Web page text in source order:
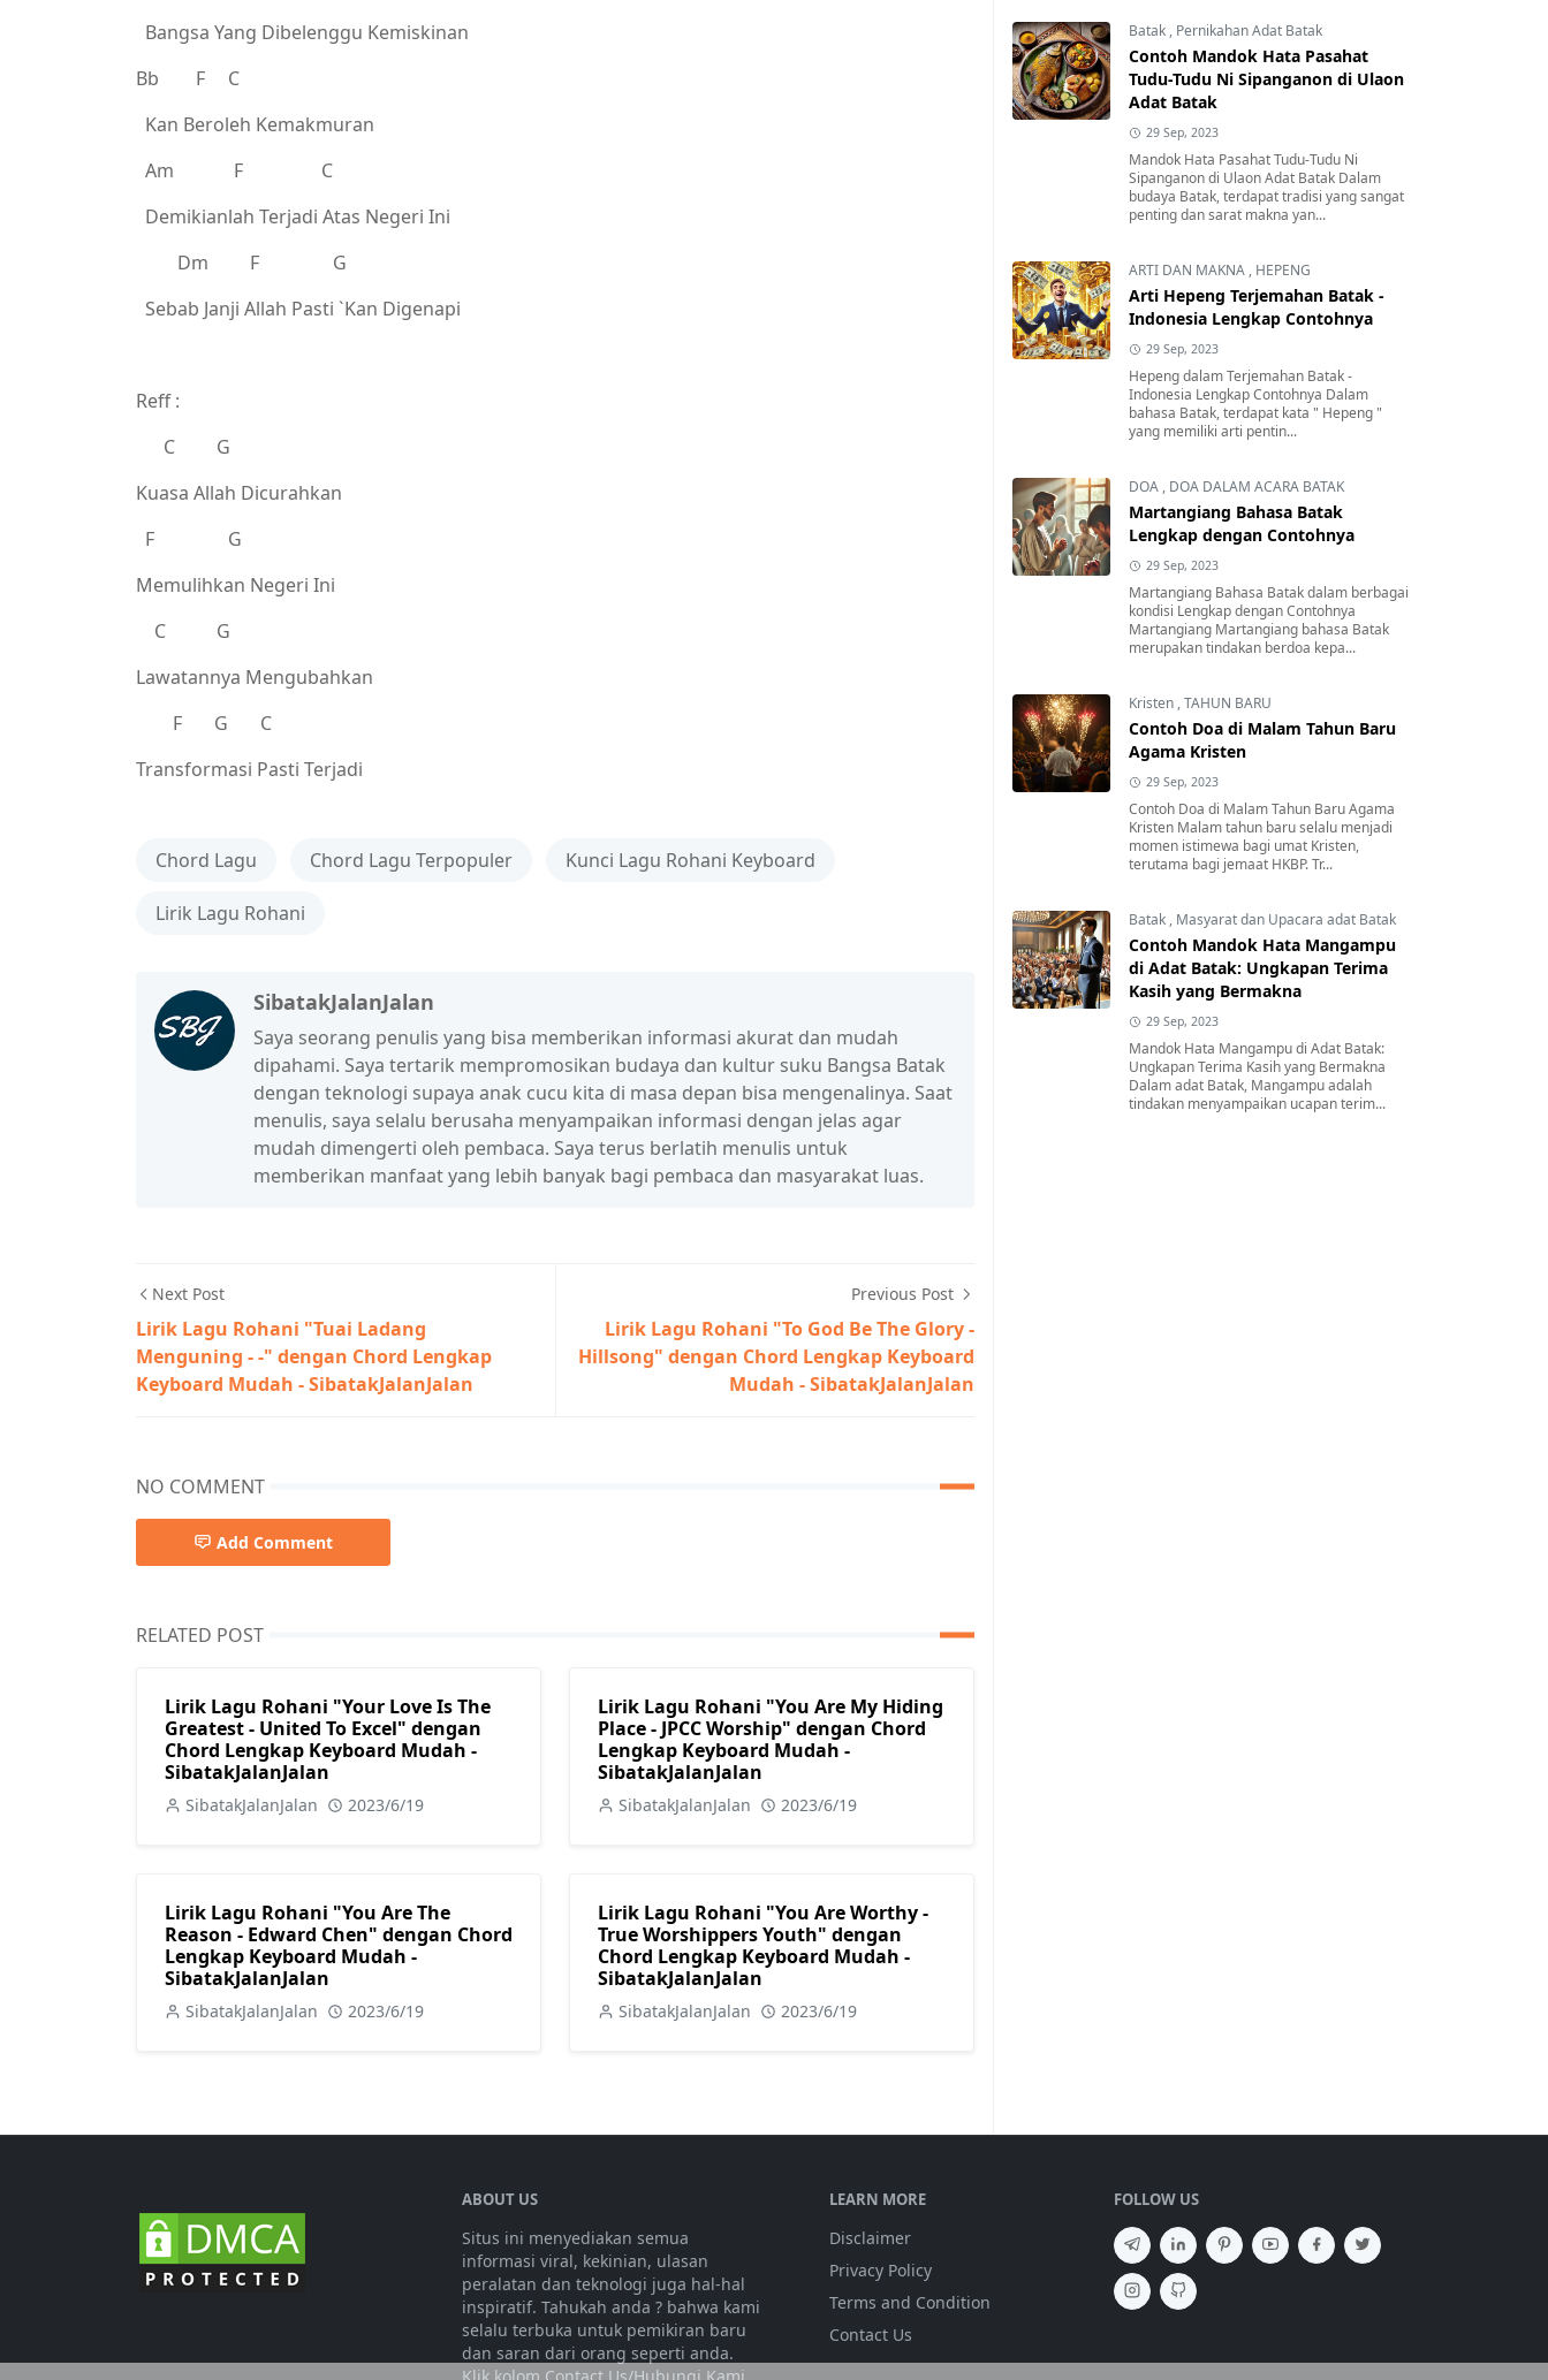
Bangsa Yang Dibelenggu Kemiskinan
Bb F C
Kan Beroleh Kemakmuran
Am F C
Demikianlah Terjadi Atas Negeri Ini
Dm F G
Sebab Janji Allah Pasti `Kan Digenapi
Reff :
C G
Kuasa Allah Dicurahkan
F G
Memulihkan Negeri Ini
C G
Lawatannya Mengubahkan
F G C
Transformasi Pasti Terjadi
Chord Lagu Chord Lagu Terpopuler Kunci Lagu Rohani Keyboard
Lirik Lagu Rohani
SibatakJalanJalan
Saya seorang penulis yang bisa memberikan informasi akurat dan mudah
dipahami. Saya tertarik mempromosikan budaya dan kultur suku Bangsa Batak
dengan teknologi supaya anak cucu kita di masa depan bisa mengenalinya. Saat
menulis, saya selalu berusaha menyampaikan informasi dengan jelas agar
mudah dimengerti oleh pembaca. Saya terus berlatih menulis untuk
memberikan manfaat yang lebih banyak bagi pembaca dan masyarakat luas.
Next Post
Lirik Lagu Rohani "Tuai Ladang
Menguning - -" dengan Chord Lengkap
Keyboard Mudah - SibatakJalanJalan
Previous Post
Lirik Lagu Rohani "To God Be The Glory -
Hillsong" dengan Chord Lengkap Keyboard
Mudah - SibatakJalanJalan
NO COMMENT
Add Comment
RELATED POST
Lirik Lagu Rohani "Your Love Is The
Greatest - United To Excel" dengan
Chord Lengkap Keyboard Mudah -
SibatakJalanJalan
SibatakJalanJalan 2023/6/19
Lirik Lagu Rohani "You Are My Hiding
Place - JPCC Worship" dengan Chord
Lengkap Keyboard Mudah -
SibatakJalanJalan
SibatakJalanJalan 2023/6/19
Lirik Lagu Rohani "You Are The
Reason - Edward Chen" dengan Chord
Lengkap Keyboard Mudah -
SibatakJalanJalan
SibatakJalanJalan 2023/6/19
Lirik Lagu Rohani "You Are Worthy -
True Worshippers Youth" dengan
Chord Lengkap Keyboard Mudah -
SibatakJalanJalan
SibatakJalanJalan 2023/6/19
Batak , Pernikahan Adat Batak
Contoh Mandok Hata Pasahat
Tudu-Tudu Ni Sipanganon di Ulaon
Adat Batak
29 Sep, 2023
Mandok Hata Pasahat Tudu-Tudu Ni
Sipanganon di Ulaon Adat Batak Dalam
budaya Batak, terdapat tradisi yang sangat
penting dan sarat makna yan...
ARTI DAN MAKNA , HEPENG
Arti Hepeng Terjemahan Batak -
Indonesia Lengkap Contohnya
29 Sep, 2023
Hepeng dalam Terjemahan Batak -
Indonesia Lengkap Contohnya Dalam
bahasa Batak, terdapat kata " Hepeng "
yang memiliki arti pentin...
DOA , DOA DALAM ACARA BATAK
Martangiang Bahasa Batak
Lengkap dengan Contohnya
29 Sep, 2023
Martangiang Bahasa Batak dalam berbagai
kondisi Lengkap dengan Contohnya
Martangiang Martangiang bahasa Batak
merupakan tindakan berdoa kepa...
Kristen ,TAHUN BARU
Contoh Doa di Malam Tahun Baru
Agama Kristen
29 Sep, 2023
Contoh Doa di Malam Tahun Baru Agama
Kristen Malam tahun baru selalu menjadi
momen istimewa bagi umat Kristen,
terutama bagi jemaat HKBP. Tr...
Batak , Masyarat dan Upacara adat Batak
Contoh Mandok Hata Mangampu
di Adat Batak: Ungkapan Terima
Kasih yang Bermakna
29 Sep, 2023
Mandok Hata Mangampu di Adat Batak:
Ungkapan Terima Kasih yang Bermakna
Dalam adat Batak, Mangampu adalah
tindakan menyampaikan ucapan terim...
ABOUT US
Situs ini menyediakan semua
informasi viral, kekinian, ulasan
peralatan dan teknologi juga hal-hal
inspiratif. Tahukah anda ? bahwa kami
selalu terbuka untuk pemikiran baru
dan saran dari orang seperti anda.
LEARN MORE
Disclaimer
Privacy Policy
Terms and Condition
Contact Us
FOLLOW US